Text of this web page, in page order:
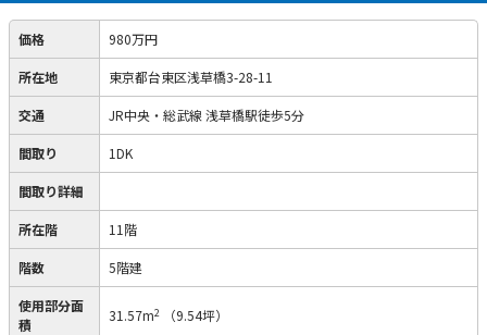
価格 980万円
所在地 東京都台東区浅草橋3-28-11
交通 JR中央・総武線 浅草橋駅徒歩5分
間取り 1DK
間取り詳細
所在階 11階
階数 5階建
使用部分面
積
31.57m2 （9.54坪）